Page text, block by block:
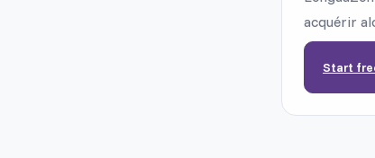
acquérir
Start